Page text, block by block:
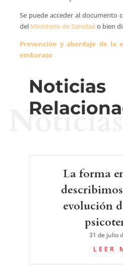
Se puede acceder al documento
del Ministerio de Sanidad o bien
Prevención y abordaje de la
embarazo
Noticias
Noticias
La forma
evolución
31 de julio
LEER